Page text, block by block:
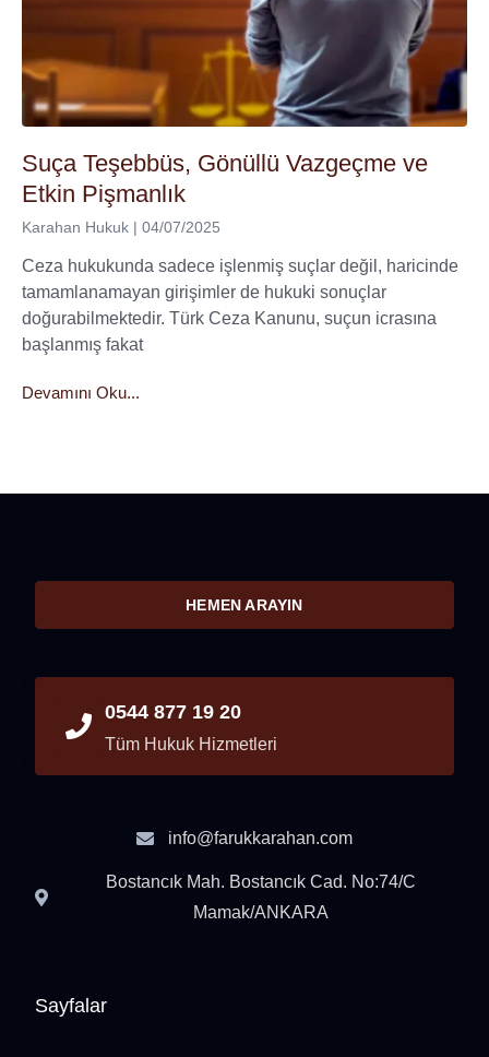
Suça Teşebbüs, Gönüllü Vazgeçme ve
Etkin Pişmanlık
Karahan Hukuk 04/07/2025
Ceza hukukunda sadece işlenmiş suçlar değil, haricinde
tamamlanamayan girişimler de hukuki sonuçlar
doğurabilmektedir. Türk Ceza Kanunu, suçun icrasına
başlanmış fakat
Devamını Oku...
Sayfalar
HEMEN ARAYIN
0544 877 19 20
Tüm Hukuk Hizmetleri
info@farukkarahan.com
Bostancık Mah. Bostancık Cad. No:74/C
Mamak/ANKARA